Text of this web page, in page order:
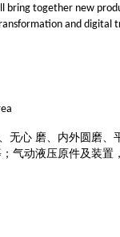
bring together new
and digital
无心 磨、内外圆磨、
气动液压原件及装置